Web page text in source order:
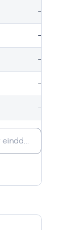
-
-
-
-
-